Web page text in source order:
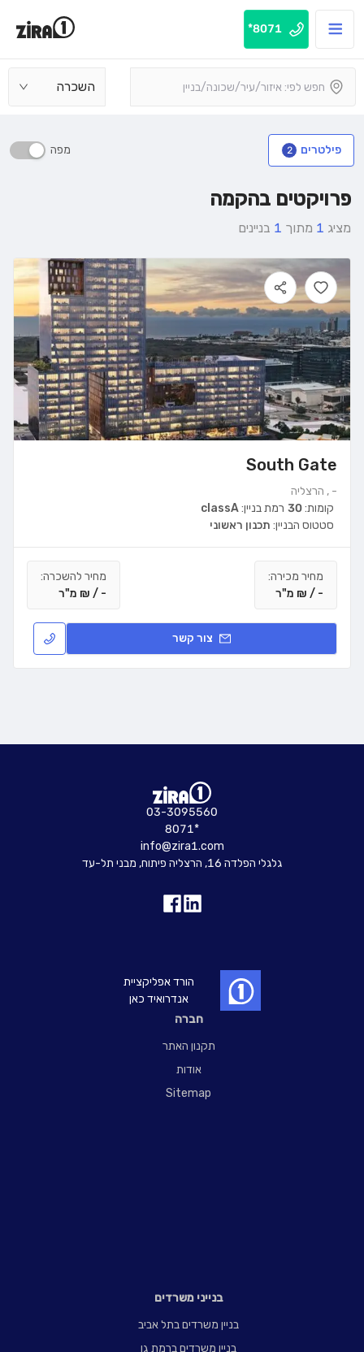
8071*
השכרה
פילטרים 2 מפה
פרויקטים בהקמה
מציג 1 מתוך 1 בניינים
South Gate
- , הרצליה
רמת בניין:classA קומות:30
סטטוס הבניין: תכנון ראשוני
מחיר מכירה:
- / ₪ מ"ר
מחיר להשכרה:
- / ₪ מ"ר
צור קשר
חברה
תקנון האתר
אודות
Sitemap
בנייני משרדים
בניין משרדים בתל אביב
בניין משרדים ברמת גן
03-3095560
8071*
info@zira1.com
גלגלי הפלדה 16, הרצליה פיתוח, מבני תל-עד
הורד אפליקציית
אנדרואיד כאן